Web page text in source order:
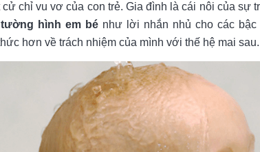
chỉ vu vơ của con trẻ. Gia đình là cái nôi của sự
hình em bénhư lời nhắn nhủ cho các bậc
hơn về trách nhiệm của mình với thế hệ mai sau.